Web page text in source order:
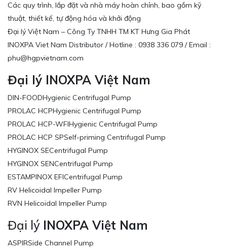
Các quy trình, lắp đặt và nhà máy hoàn chỉnh, bao gồm kỹ
thuật, thiết kế, tự động hóa và khởi động
Đại lý Việt Nam – Công Ty TNHH TM KT Hưng Gia Phát
INOXPA Viet Nam Distributor / Hotline : 0938 336 079 / Email :
phu@hgpvietnam.com
Đại lý INOXPA Việt Nam
DIN-FOODHygienic Centrifugal Pump
PROLAC HCPHygienic Centrifugal Pump
PROLAC HCP-WFIHygienic Centrifugal Pump
PROLAC HCP SPSelf-priming Centrifugal Pump
HYGINOX SECentrifugal Pump
HYGINOX SENCentrifugal Pump
ESTAMPINOX EFICentrifugal Pump
RV Helicoidal Impeller Pump
RVN Helicoidal Impeller Pump
Đại lý INOXPA Việt Nam
ASPIRSide Channel Pump